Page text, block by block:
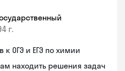
г.
к ОГЭ и ЕГЭ по химии
находить решения задач